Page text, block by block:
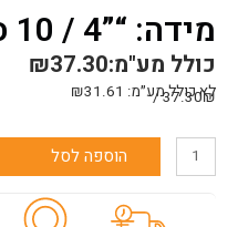
מידה: “”4 / 10 ס”מ
₪37.30כולל מע"מ:
לא כולל מע״מ: ₪31.61
37.30₪ /
כמות
הוספה לסל